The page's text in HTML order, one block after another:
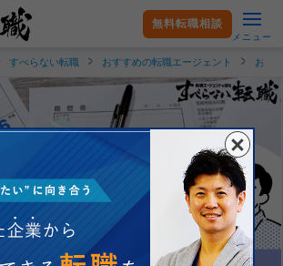
無料転職相談
メニュー
すべらない転職 おすすめの転職エージェント おす